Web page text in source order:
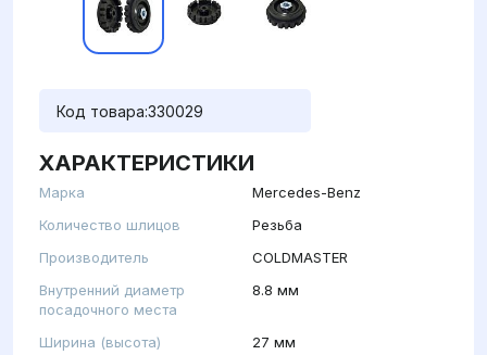
Код товара:330029
ХАРАКТЕРИСТИКИ
Марка
Mercedes-Benz
Количество шлицов
Резьба
Производитель
COLDMASTER
Внутренний диаметр
посадочного места
8.8 мм
Ширина (высота)
27 мм